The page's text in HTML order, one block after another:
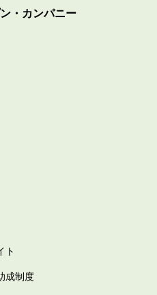
・カンパニー
ト
成制度